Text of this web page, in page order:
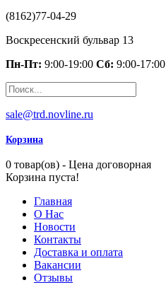
(8162)77-04-29
Воскресенский бульвар 13
Пн-Пт: 9:00-19:00 Сб: 9:00-17:00
sale@trd.novline.ru
Корзина
0 товар(ов) - Цена договорная
Корзина пуста!
Главная
О Нас
Новости
Контакты
Доставка и оплата
Вакансии
Отзывы